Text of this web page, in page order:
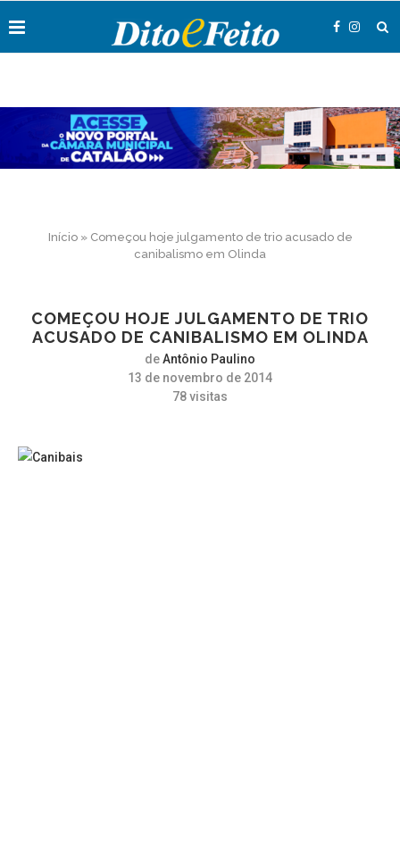
Início» Começou hoje julgamento de trio acusado de
canibalismo em Olinda
COMEÇOU HOJE JULGAMENTO DE TRIO
ACUSADO DE CANIBALISMO EM OLINDA
deAntônio Paulino
13 de novembro de 2014
78visitas